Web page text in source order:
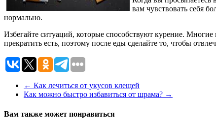
вам чувствовать себя
нормально.
Избегайте ситуаций, которые способствуют курение.
прекратить есть, поэтому после еды сделайте то, чтобы
← Как лечиться от укусов клещей
Как можно быстро избавиться от шрама? →
Вам также может понравиться